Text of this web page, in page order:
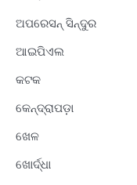
ଅପରେସନ୍ ସିନ୍ଦୁର
ଆଇପିଏଲ
କଟକ
କେନ୍ଦ୍ରାପଡ଼ା
ଖେଳ
ଖୋର୍ଦ୍ଧା